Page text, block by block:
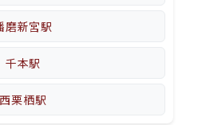
磨新宮駅
千本駅
西栗栖駅